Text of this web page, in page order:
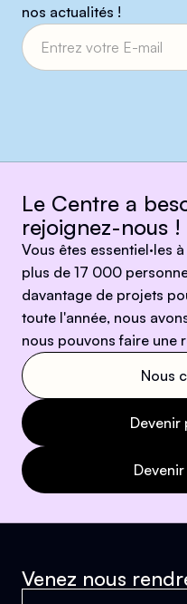
nos actualités !
Le Centre a
rejoignez-nous !
Vous êtes essentiel·les
plus de 17 000
davantage de projets
toute l'année, nous
nous pouvons faire une
Nous
Devenir
Venez nous